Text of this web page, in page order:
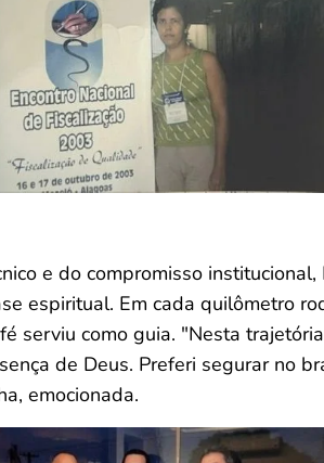
e do compromisso
espiritual. Em cada quilômetro
serviu como guia. "Nesta
de Deus. Preferi segurar no
emocionada.